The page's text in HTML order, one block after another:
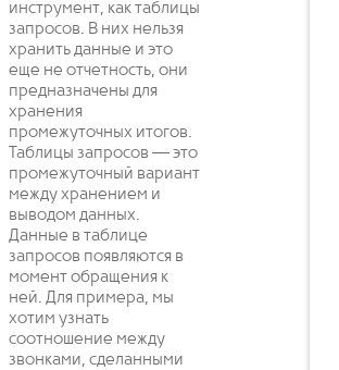
инструмент, как таблицы
запросов. В них нельзя
хранить данные и это
еще не отчетность, они
предназначены для
хранения
промежуточных итогов.
Таблицы запросов — это
промежуточный вариант
между хранением и
выводом данных.
Данные в таблице
запросов появляются в
момент обращения к
ней. Для примера, мы
хотим узнать
соотношение между
звонками, сделанными